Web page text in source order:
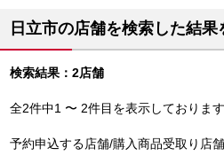
日立市の店舗を検索した結
検索結果：2店舗
全2件中1 〜 2件目を表示しておりま
予約申込する店舗/購入商品受取り店